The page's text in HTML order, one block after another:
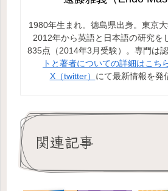
1980年生まれ。徳島県出身。東京大
2012年から英語と日本語の研究を
835点（2014年3月受験）。専門は認
トと著者についての詳細はこち
X（twitter） にて最新情報を発
関連記事